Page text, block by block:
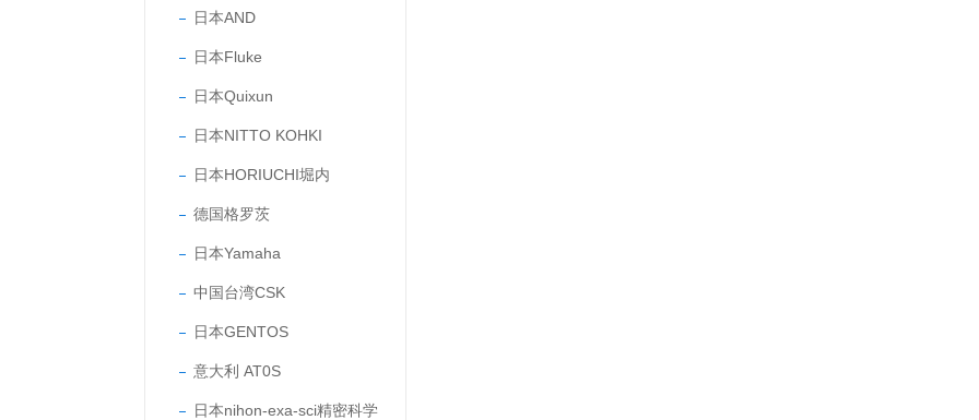
日本AND
日本Fluke
日本Quixun
日本NITTO KOHKI
日本HORIUCHI堀内
德国格罗茨
日本Yamaha
中国台湾CSK
日本GENTOS
意大利 AT0S
日本nihon-exa-sci精密科学